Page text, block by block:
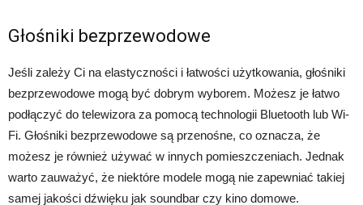
Głośniki bezprzewodowe
Jeśli zależy Ci na elastyczności i łatwości użytkowania, głośniki
bezprzewodowe mogą być dobrym wyborem. Możesz je łatwo
podłączyć do telewizora za pomocą technologii Bluetooth lub Wi-
Fi. Głośniki bezprzewodowe są przenośne, co oznacza, że
możesz je również używać w innych pomieszczeniach. Jednak
warto zauważyć, że niektóre modele mogą nie zapewniać takiej
samej jakości dźwięku jak soundbar czy kino domowe.